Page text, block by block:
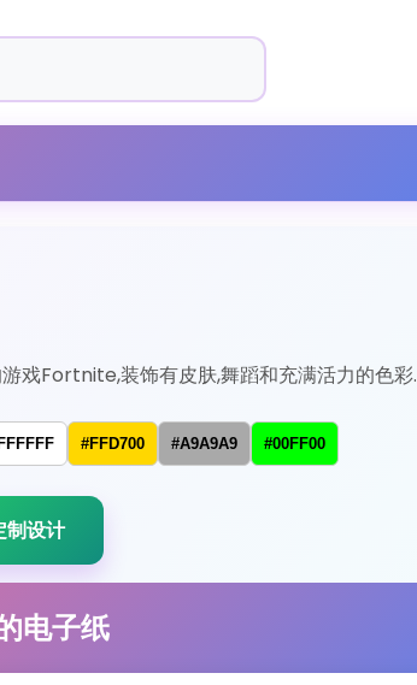
戏Fortnite,装饰有皮肤,舞蹈和充满活力的色彩.
#FFD700 #A9A9A9 #00FF00
制设计
电子纸